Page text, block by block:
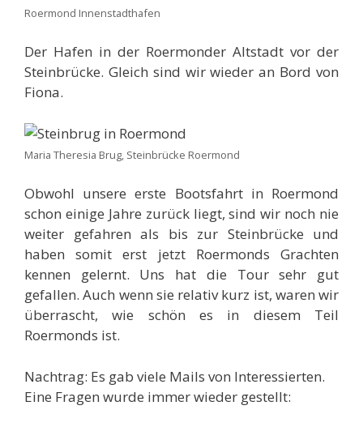
Roermond Innenstadthafen
Der Hafen in der Roermonder Altstadt vor der
Steinbrücke. Gleich sind wir wieder an Bord von
Fiona.
Maria Theresia Brug, Steinbrücke Roermond
Obwohl unsere erste Bootsfahrt in Roermond
schon einige Jahre zurück liegt, sind wir noch nie
weiter gefahren als bis zur Steinbrücke und
haben somit erst jetzt Roermonds Grachten
kennen gelernt. Uns hat die Tour sehr gut
gefallen. Auch wenn sie relativ kurz ist, waren wir
überrascht, wie schön es in diesem Teil
Roermonds ist.
Nachtrag: Es gab viele Mails von Interessierten.
Eine Fragen wurde immer wieder gestellt: